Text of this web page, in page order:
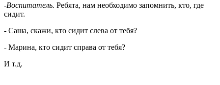
-Воспитатель. Ребята, нам необходимо запомнить, кто, где
сидит.
- Саша, скажи, кто сидит слева от тебя?
- Марина, кто сидит справа от тебя?
И т.д.